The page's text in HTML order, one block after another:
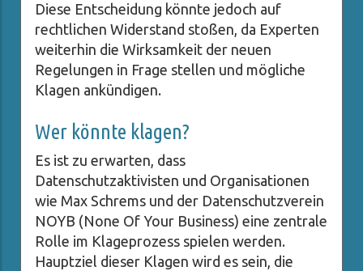
Diese Entscheidung könnte jedoch auf
rechtlichen Widerstand stoßen, da Experten
weiterhin die Wirksamkeit der neuen
Regelungen in Frage stellen und mögliche
Klagen ankündigen.
Wer könnte klagen?
Es ist zu erwarten, dass
Datenschutzaktivisten und Organisationen
wie Max Schrems und der Datenschutzverein
NOYB (None Of Your Business) eine zentrale
Rolle im Klageprozess spielen werden.
Hauptziel dieser Klagen wird es sein, die